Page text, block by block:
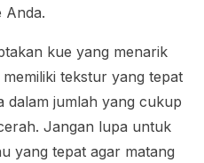
Anda.
kue yang menarik
tekstur yang tepat
dalam jumlah yang cukup
Jangan lupa untuk
yang tepat agar matang